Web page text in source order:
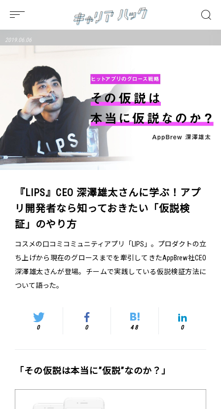
2019.06.06
『LIPS』CEO 深澤雄太さんに学ぶ！アプ
リ開発者なら知っておきたい「仮説検
証」のやり方
コスメの口コミコミュニティアプリ「LIPS」。プロダクトの立
ち上げから現在のグロースまでを牽引してきたAppBrew社CEO
深澤雄太さんが登場。チームで実践している仮説検証方法に
ついて語った。
0 0 48 0
「その仮説は本当に”仮説”なのか？」